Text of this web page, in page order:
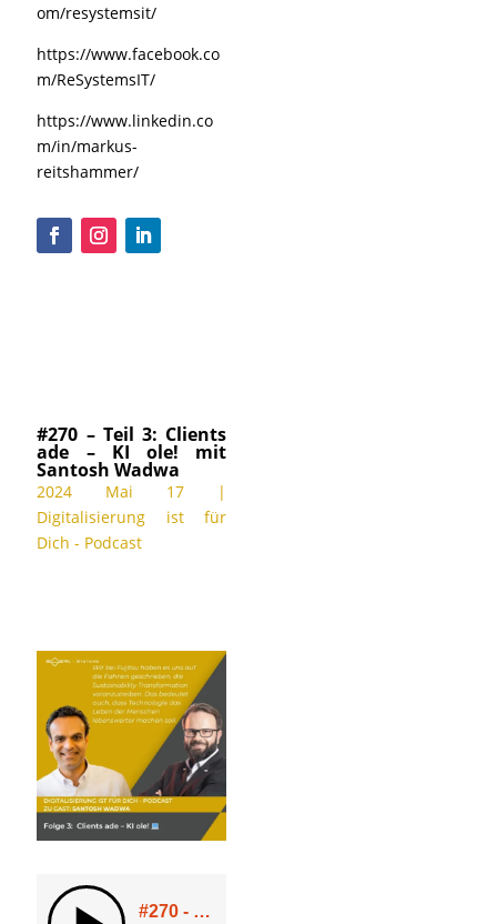
om/resystemsit/
https://www.facebook.co
m/ReSystemsIT/
https://www.linkedin.co
m/in/markus-
reitshammer/
#270 – Teil 3: Clients
ade – KI ole! mit
Santosh Wadwa
2024 Mai 17 |
Digitalisierung ist für
Dich - Podcast